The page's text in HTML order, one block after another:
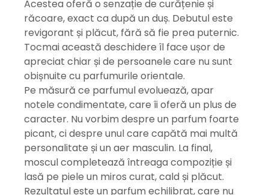
Acestea oferă o senzație de curățenie și
răcoare, exact ca după un duș. Debutul este
revigorant și plăcut, fără să fie prea puternic.
Tocmai această deschidere îl face ușor de
apreciat chiar și de persoanele care nu sunt
obișnuite cu parfumurile orientale.
Pe măsură ce parfumul evoluează, apar
notele condimentate, care îi oferă un plus de
caracter. Nu vorbim despre un parfum foarte
picant, ci despre unul care capătă mai multă
personalitate și un aer masculin. La final,
moscul completează întreaga compoziție și
lasă pe piele un miros curat, cald și plăcut.
Rezultatul este un parfum echilibrat, care nu